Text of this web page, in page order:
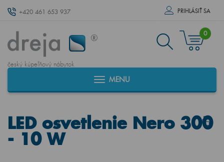
+420 461 653 937 PRIHLÁSIŤ SA
český kúpeľňový nábytok
0
MENU
LED osvetlenie Nero 300
- 10 W